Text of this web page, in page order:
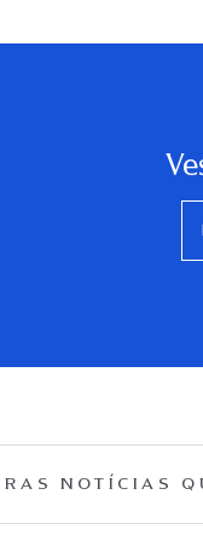
NOTÍCIAS